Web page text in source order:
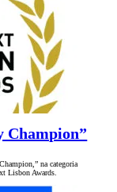
Champion”
na categoria
Lisbon Awards.